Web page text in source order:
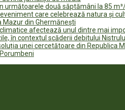
următoarele două săptămâni la 85
care celebrează natura și
Mazur din Ghermănești
afectează unul dintre mai
în contextul scăderii debitului
unei cercetătoare din Republica